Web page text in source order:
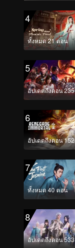
4
ทั้งหมด 21 ตอน
5
อัปเดตถึงตอน 235
6
อัปเดตถึงตอน 152
7
ทั้งหมด 40 ตอน
8
อัปเดตถึงตอน 533